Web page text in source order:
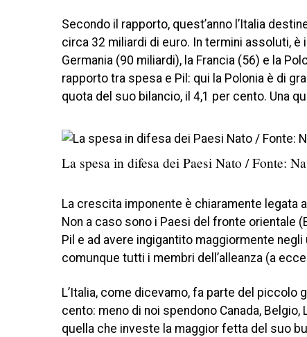
Secondo il rapporto, quest’anno l’Italia
circa 32 miliardi di euro. In termini assoluti,
Germania (90 miliardi), la Francia (56) e la
rapporto tra spesa e Pil: qui la Polonia è di
quota del suo bilancio, il 4,1 per cento. Una
La spesa in difesa dei Paesi Nato / Fonte:
La crescita imponente è chiaramente legata
Non a caso sono i Paesi del fronte orientale
Pil e ad avere ingigantito maggiormente
comunque tutti i membri dell’alleanza (a
L’Italia, come dicevamo, fa parte del
cento: meno di noi spendono Canada,
quella che investe la maggior fetta del suo